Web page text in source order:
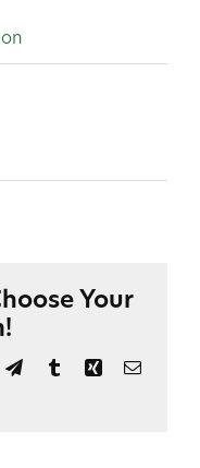
Your
TelegramTumblrXingEmail